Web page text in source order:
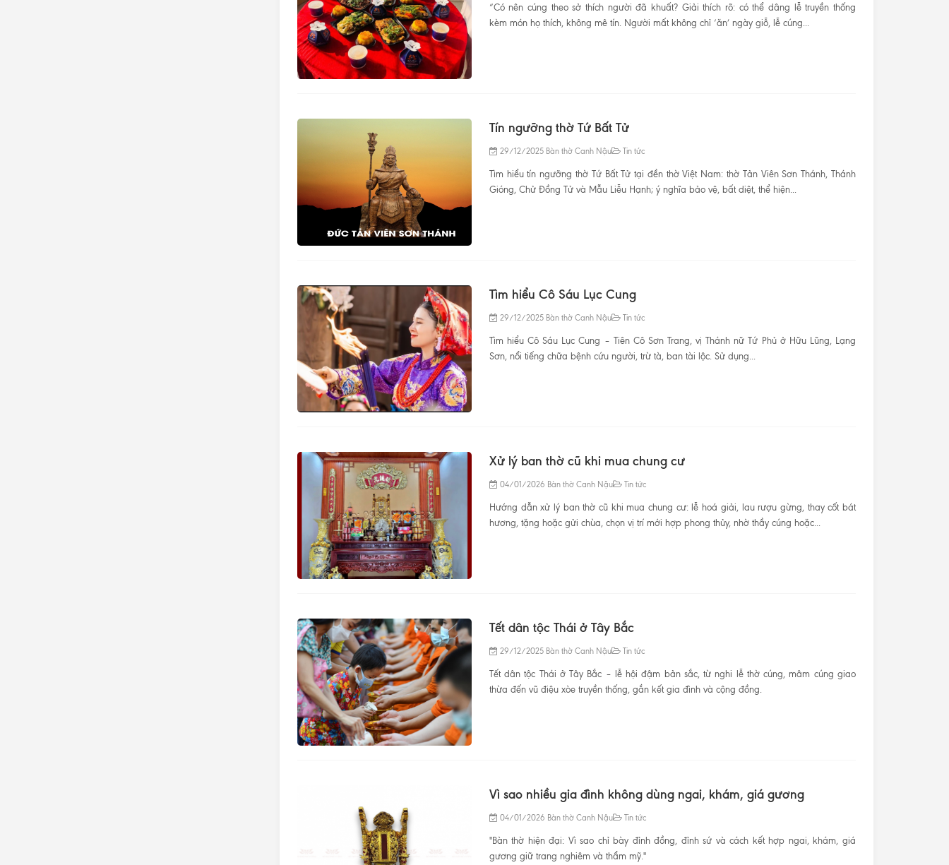
“Có nên cúng theo sở thích người đã khuất? Giải thích rõ: có thể dâng lễ truyền thống
kèm món họ thích, không mê tín. Người mất không chỉ ‘ăn’ ngày giỗ, lễ cúng...
Tín ngưỡng thờ Tứ Bất Tử
29/12/2025Bàn thờ Canh Nậu Tin tức
Tìm hiểu tín ngưỡng thờ Tứ Bất Tử tại đền thờ Việt Nam: thờ Tản Viên Sơn Thánh, Thánh
Gióng, Chử Đồng Tử và Mẫu Liễu Hạnh; ý nghĩa bảo vệ, bất diệt, thể hiện...
Tìm hiểu Cô Sáu Lục Cung
29/12/2025Bàn thờ Canh Nậu Tin tức
Tìm hiểu Cô Sáu Lục Cung – Tiên Cô Sơn Trang, vị Thánh nữ Tứ Phủ ở Hữu Lũng, Lạng
Sơn, nổi tiếng chữa bệnh cứu người, trừ tà, ban tài lộc. Sử dụng...
Xử lý ban thờ cũ khi mua chung cư
04/01/2026 Bàn thờ Canh Nậu Tin tức
Hướng dẫn xử lý ban thờ cũ khi mua chung cư: lễ hoá giải, lau rượu gừng, thay cốt bát
hương, tặng hoặc gửi chùa, chọn vị trí mới hợp phong thủy, nhờ thầy cúng hoặc...
Tết dân tộc Thái ở Tây Bắc
29/12/2025Bàn thờ Canh Nậu Tin tức
Tết dân tộc Thái ở Tây Bắc – lễ hội đậm bản sắc, từ nghi lễ thờ cúng, mâm cúng giao
thừa đến vũ điệu xòe truyền thống, gắn kết gia đình và cộng đồng.
Vì sao nhiều gia đình không dùng ngai, khám, giá gương
04/01/2026 Bàn thờ Canh Nậu Tin tức
"Bàn thờ hiện đại: Vì sao chỉ bày đỉnh đồng, đỉnh sứ và cách kết hợp ngai, khám, giá
gương giữ trang nghiêm và thẩm mỹ."